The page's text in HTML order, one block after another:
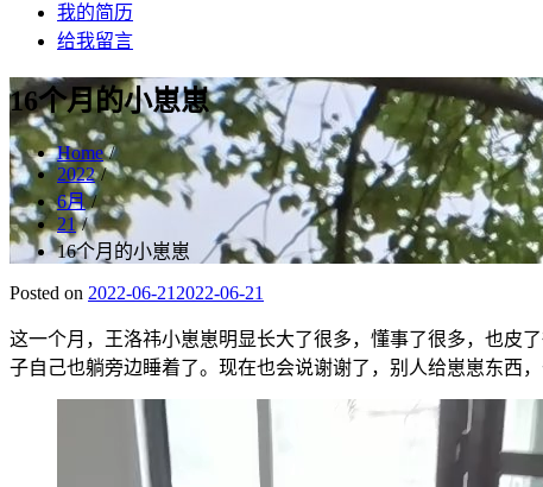
我的简历
给我留言
16个月的小崽崽
Home
2022
6月
21
16个月的小崽崽
Posted on 2022-06-21 2022-06-21
这一个月，王洛祎小崽崽明显长大了很多，懂事了很多，也皮
子自己也躺旁边睡着了。现在也会说谢谢了，别人给崽崽东西